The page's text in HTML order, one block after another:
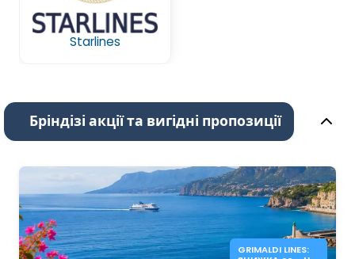
Starlines
Бріндізі акції та вигідні пропозиції
GRIMALDI LINES: